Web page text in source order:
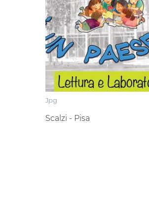
Jpg
Scalzi - Pisa